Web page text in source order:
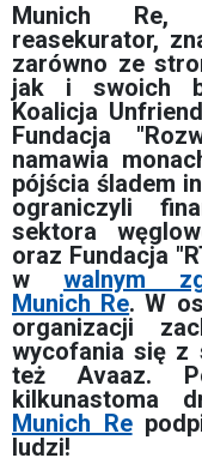
Munich Re,
reasekurator,
zarówno ze
jak i swoich
Koalicja
Fundacja
namawia
pójścia śladem
ograniczyli
sektora
oraz Fundacja
w walnym
Munich Re. W
organizacji
wycofania się z
też Avaaz.
kilkunastoma
Munich Re
ludzi!